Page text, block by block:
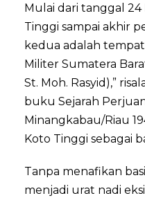
Mulai dari tanggal 24
Tinggi sampai akhir
kedua adalah
Militer Sumatera
St. Moh. Rasyid),”
buku Sejarah
Minangkabau/Riau
Koto Tinggi sebagai
Tanpa menafikan
menjadi urat nadi